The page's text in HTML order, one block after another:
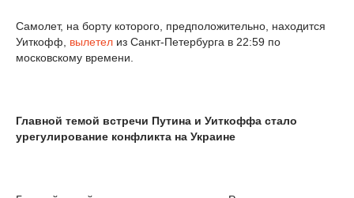
Самолет, на борту которого, предположительно, находится
Уиткофф, вылетел из Санкт-Петербурга в 22:59 по
московскому времени.
Главной темой встречи Путина и Уиткоффа стало
урегулирование конфликта на Украине